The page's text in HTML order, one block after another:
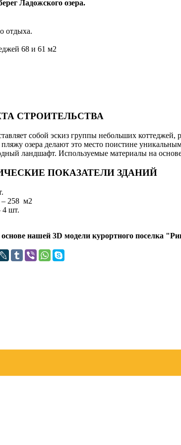
Ладожского озера.
отдыха.
68 и 61 м2
СТРОИТЕЛЬСТВА
собой эскиз группы небольших
озера делают это место поистине
ландшафт. Используемые материалы на
ПОКАЗАТЕЛИ ЗДАНИЙ
– 258 м2
4 шт.
нашей 3D модели курортного поселка